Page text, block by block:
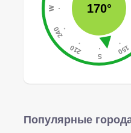
170°
Популярные